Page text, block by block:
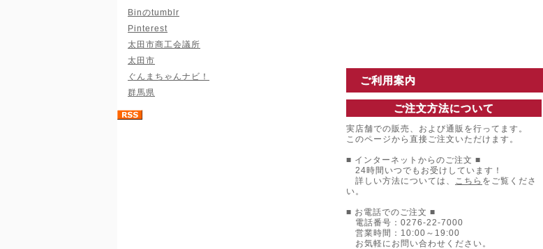
Binのtumblr
Pinterest
太田市商工会議所
太田市
ぐんまちゃんナビ！
群馬県
ご利用案内
ご注文方法について
実店舗での販売、および通販を行ってます。
このページから直接ご注文いただけます。
■ インターネットからのご注文 ■
24時間いつでもお受けしています！
詳しい方法については、 こちら をご覧くださ
い。
■ お電話でのご注文 ■
電話番号：0276-22-7000
営業時間：10:00～19:00
お気軽にお問い合わせください。